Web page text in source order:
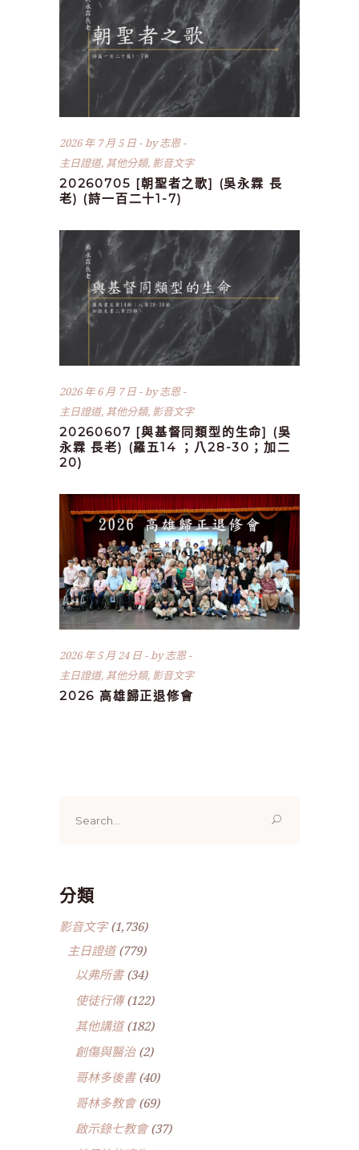
2026 年 7 月 5 日 by志恩
主日證道, 其他分類, 影音文字
20260705 [朝聖者之歌] (吳永霖 長
老) (詩一百二十1-7)
2026 年 6 月 7 日 by志恩
主日證道, 其他分類, 影音文字
20260607 [與基督同類型的生命] (吳
永霖 長老) (羅五14 ；八28-30；加二
20)
2026 年 5 月 24 日 by志恩
主日證道, 其他分類, 影音文字
2026 高雄歸正退修會
for:
分類
影音文字(1,736)
主日證道(779)
以弗所書(34)
使徒行傳(122)
其他講道(182)
創傷與醫治(2)
哥林多後書(40)
哥林多教會(69)
啟示錄七教會(37)